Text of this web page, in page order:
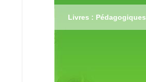
Livres : Pédagogiques